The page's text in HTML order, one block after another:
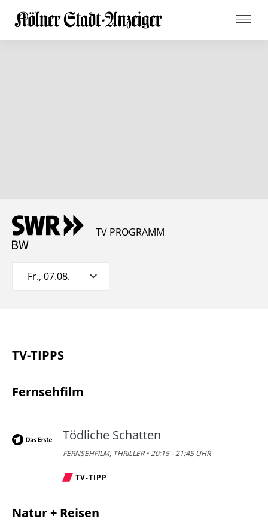
TV PROGRAMM
Fr., 07.08.
TV-TIPPS
Fernsehfilm
Tödliche Schatten
FERNSEHFILM, THRILLER • 20:15 - 21:45 UHR
TV-TIPP
Natur + Reisen